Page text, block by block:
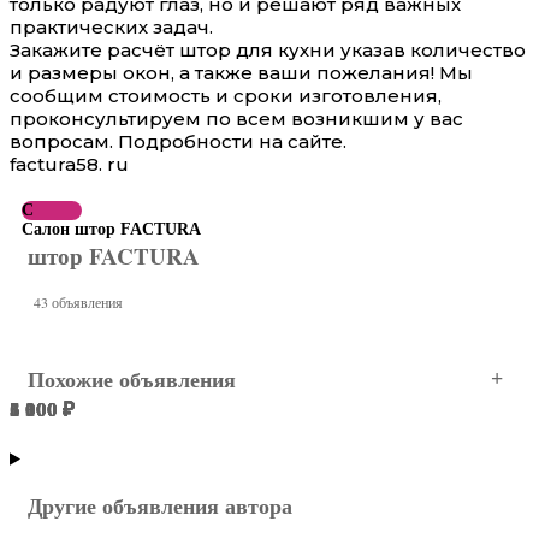
практических задач.
Закажите расчёт штор для кухни указав количество
и размеры окон, а также ваши пожелания! Мы
сообщим стоимость и сроки изготовления,
проконсультируем по всем возникшим у вас
вопросам. Подробности на сайте.
factura58. ru
С
Салон штор FACTURA
штор FACTURA
43 объявления
Похожие объявления
3 000 ₽
6 100 ₽
5 000 ₽
5 300 ₽
1 000 ₽
1 000 ₽
Другие объявления автора